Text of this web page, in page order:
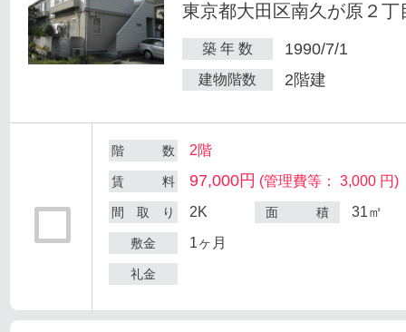
東京都大田区南久が原２丁
築 年 数 1990/7/1
建物階数 2階建
階 数 2階
賃 料 97,000円 (管理費等： 3,000 円)
間 取 り 2K 面 積 31㎡
敷金 1ヶ月
礼金